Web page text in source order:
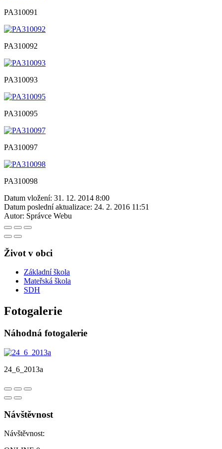
PA310091
PA310092
PA310093
PA310095
PA310097
PA310098
Datum vložení: 31. 12. 2014 8:00
Datum poslední aktualizace: 24. 2. 2016 11:51
Autor: Správce Webu
Život v obci
Základní škola
Mateřská škola
SDH
Fotogalerie
Náhodná fotogalerie
24_6_2013a
Návštěvnost
Návštěvnost: